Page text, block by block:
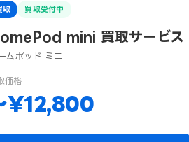
取 買取受付中
mini 買取サービス
ムポッド ミニ
価格
¥12,800